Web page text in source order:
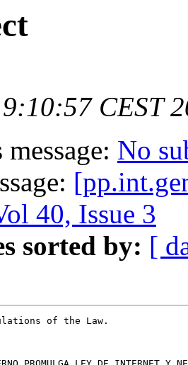
CEST
No
40, Issue 3
sorted by: [
of the Law.